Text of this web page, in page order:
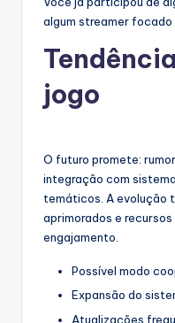
algum streamer focado
jogo
O futuro promete:
integração com
temáticos. A evolução
aprimorados e
engajamento.
Possível modo
Expansão do
Atualizações